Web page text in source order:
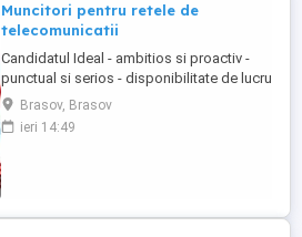
Muncitori pentru retele de
telecomunicatii
Candidatul Ideal - ambitios si proactiv -
punctual si serios - disponibilitate de lucru
conform unui program stabilit - carnet de
conducere categoria B - potential de lucru
sub presiune - capacitate de alternanta in
Brasov, Brasov
ieri 14:49